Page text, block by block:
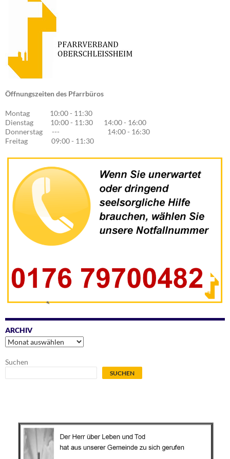
Öffnungszeiten des Pfarrbüros
Montag 10:00 - 11:30
Dienstag 10:00 - 11:30 14:00 - 16:00
Donnerstag --- 14:00 - 16:30
Freitag 09:00 - 11:30
ARCHIV
Archiv
Suchen
SUCHEN